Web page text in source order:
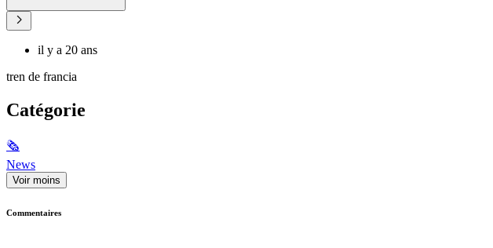
il y a 20 ans
tren de francia
Catégorie
🗞
News
Voir moins
Commentaires